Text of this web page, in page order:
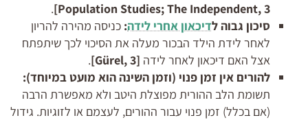
Population Studies; The Independent, 3
]
.
סיכון גבוה לדיכאון אחרי לידה: כניסה מהירה להריון
לאחר לידת הילד הבכור מעלה את הסיכוי לכך שיתפתח
אצל האם דיכאון לאחר לידה [
Gürel, 3]
.
להורים אין זמן פנוי (וזמן השינה הוא מועט במיוחד):
תשומת הלב ההורית מפוצלת היטב ולא מאפשרת הרבה
(אם בכלל) זמן פנוי עבור ההורים, לעצמם או לזוגיות. גידול